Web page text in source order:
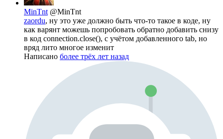
MinTnt @MinTnt
zaordu, ну это уже должно быть что-то такое в коде, ну
как варянт можешь попробовать обратно добавить снизу
в код connection.close(), с учётом добавленного tab, но
вряд лито многое изменит
Написано более трёх лет назад